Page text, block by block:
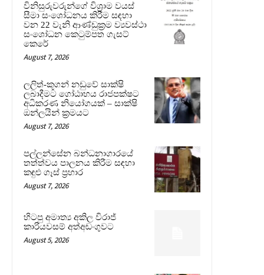
විනිසුරුවරුන්ගේ විශ්‍රාම වයස්
සීමා සංශෝධනය කිරීම සඳහා
වන 22 වැනි ආණ්ඩුක්‍රම ව්‍යවස්ථා
සංශෝධන කෙටුම්පත ගැසට්
කෙරේ
August 7, 2026
ලලිත්-කූගන් නඩුවේ සාක්ෂි
ලබාදීමට ගෝඨාභය රාජපක්ෂට
අධිකරණ නියෝගයක් – සාක්ෂි
ඔන්ලයින් ක්‍රමයට
August 7, 2026
පල්ලන්සේන බන්ධනාගාරයේ
තත්ත්වය පාලනය කිරීම සඳහා
කඳුළු ගෑස් ප්‍රහාර
August 7, 2026
හිටපු අමාත්‍ය අකිල විරාජ්
කාරියවසම් අත්අඩංගුවට
August 5, 2026